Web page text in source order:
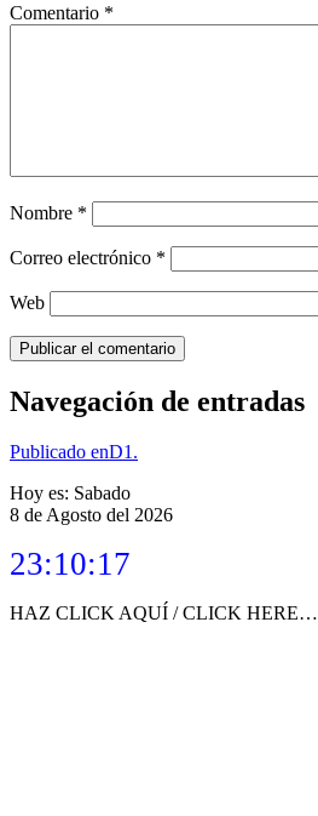
Comentario *
Nombre *
Correo electrónico *
Web
Navegación de entradas
Publicado enD1.
Hoy es: Sabado
8 de Agosto del 2026
23:10:17
HAZ CLICK AQUÍ / CLICK HERE…